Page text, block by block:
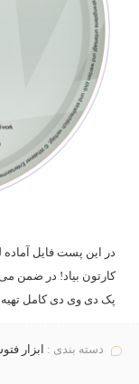
در این پست فایل
کارتون بیاد! در ضمن می
پک دی وی دی کامل تهیه
دسته بندی : ابزار